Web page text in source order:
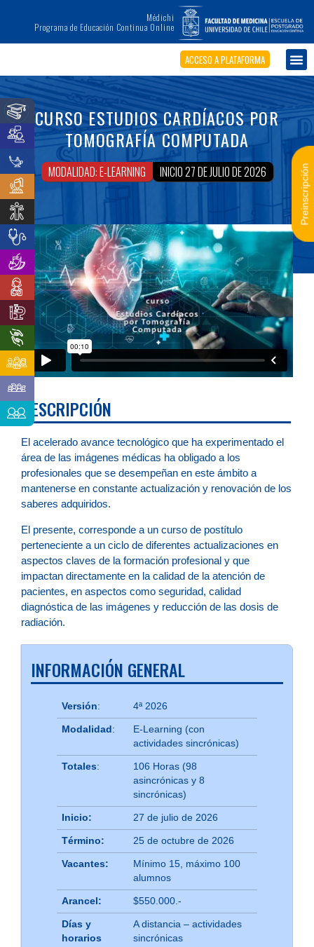
Médichi
Programa de Educación Continua Online
ACCESO A PLATAFORMA
CURSO ESTUDIOS CARDÍACOS POR
TOMOGRAFÍA COMPUTADA
MODALIDAD: E-LEARNING INICIO 27 DE JULIO DE 2026
DESCRIPCIÓN
El acelerado avance tecnológico que ha experimentado el
área de las imágenes médicas ha obligado a los
profesionales que se desempeñan en este ámbito a
mantenerse en constante actualización y renovación de los
saberes adquiridos.
El presente, corresponde a un curso de postítulo
perteneciente a un ciclo de diferentes actualizaciones en
aspectos claves de la formación profesional y que
impactan directamente en la calidad de la atención de
pacientes, en aspectos como seguridad, calidad
diagnóstica de las imágenes y reducción de las dosis de
radiación.
INFORMACIÓN GENERAL
Versión: 4ª 2026
Modalidad:
E-Learning (con
actividades sincrónicas)
Totales:
106 Horas (98
asincrónicas y 8
sincrónicas)
Inicio: 27 de julio de 2026
Término: 25 de octubre de 2026
Vacantes:
Mínimo 15, máximo 100
alumnos
Arancel: $550.000.-
Días y
horarios
A distancia – actividades
sincrónicas
Preinscripción